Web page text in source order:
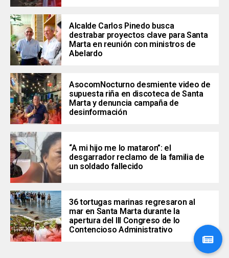
Alcalde Carlos Pinedo busca
destrabar proyectos clave para Santa
Marta en reunión con ministros de
Abelardo
AsocomNocturno desmiente video de
supuesta riña en discoteca de Santa
Marta y denuncia campaña de
desinformación
“A mi hijo me lo mataron”: el
desgarrador reclamo de la familia de
un soldado fallecido
36 tortugas marinas regresaron al
mar en Santa Marta durante la
apertura del III Congreso de lo
Contencioso Administrativo